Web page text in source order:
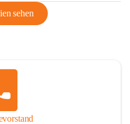
sehen